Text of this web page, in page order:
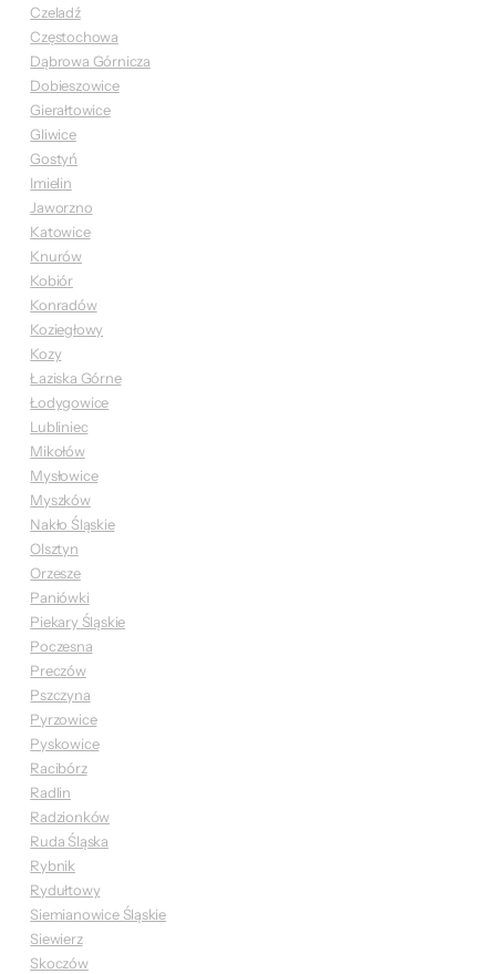
Czeladź
Częstochowa
Dąbrowa Górnicza
Dobieszowice
Gierałtowice
Gliwice
Gostyń
Imielin
Jaworzno
Katowice
Knurów
Kobiór
Konradów
Koziegłowy
Kozy
Łaziska Górne
Łodygowice
Lubliniec
Mikołów
Mysłowice
Myszków
Nakło Śląskie
Olsztyn
Orzesze
Paniówki
Piekary Śląskie
Poczesna
Preczów
Pszczyna
Pyrzowice
Pyskowice
Racibórz
Radlin
Radzionków
Ruda Śląska
Rybnik
Rydułtowy
Siemianowice Śląskie
Siewierz
Skoczów